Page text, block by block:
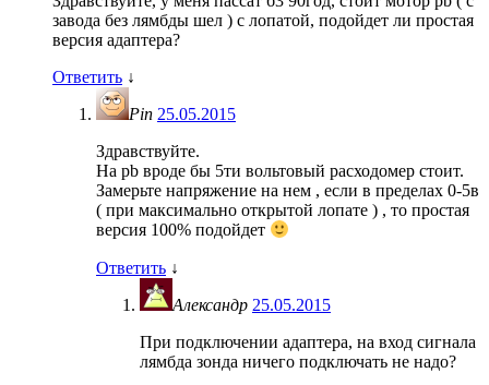
завода без лямбды шел ) с лопатой, подойдет ли простая
версия адаптера?
Ответить ↓
Pin 25.05.2015
Здравствуйте.
На pb вроде бы 5ти вольтовый расходомер стоит.
Замерьте напряжение на нем , если в пределах 0-5в
( при максимально открытой лопате ) , то простая
версия 100% подойдет
Ответить ↓
Александр 25.05.2015
При подключении адаптера, на вход сигнала
лямбда зонда ничего подключать не надо?